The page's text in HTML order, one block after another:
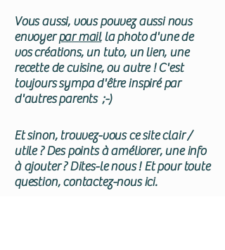
Vous aussi, vous pouvez aussi nous
envoyerpar mailla photo d'une de
vos créations, un tuto, un lien, une
recette de cuisine, ou autre ! C'est
toujours sympa d'être inspiré par
d'autres parents ;-)
Et sinon, trouvez-vous ce site clair /
utile ? Des points à améliorer, une info
à ajouter ? Dites-le nous ! Et pour toute
question, contactez-nous ici.